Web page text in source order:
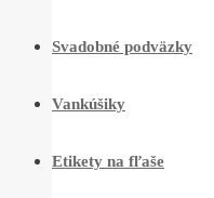
Svadobné podväzky
Vankúšiky
Etikety na fľaše